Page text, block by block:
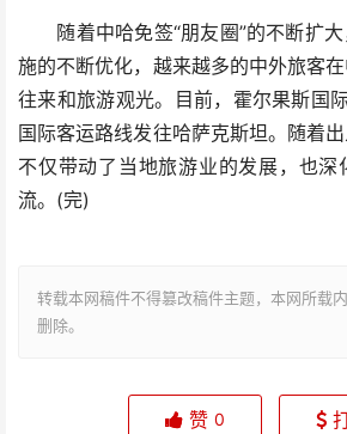
随着中哈免签“朋友圈”的不断扩大
施的不断优化，越来越多的中外旅客
往来和旅游观光。目前，霍尔果斯国
国际客运路线发往哈萨克斯坦。随着出
不仅带动了当地旅游业的发展，也深
流。(完)
转载本网稿件不得篡改稿件主题，本网所载
删除。
赞 0